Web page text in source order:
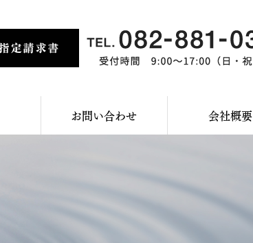
お問い合わせ 会社概要